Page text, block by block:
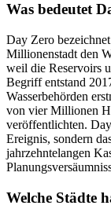
Was bedeutet
Day Zero
Millionenstadt den
weil die Reservoirs
Begriff entstand
Wasserbehörden
von vier Millionen
veröffentlichten.
Ereignis, sondern
jahrzehntelangen
Welche Städte